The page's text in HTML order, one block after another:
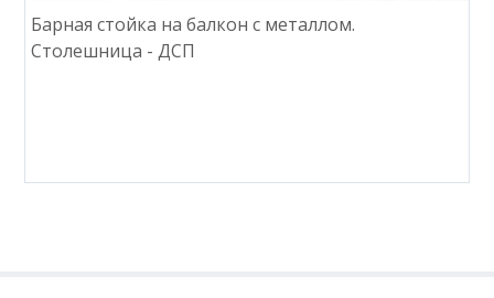
Барная стойка на балкон с металлом.
Столешница - ДСП